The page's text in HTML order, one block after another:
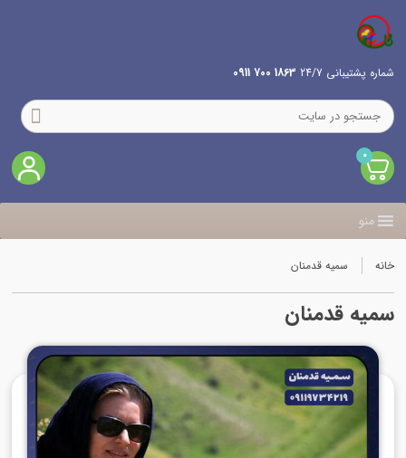
شماره پشتیبانی 24/7 1863 700 0911
0
منو
خانه سمیه قدمنان
سمیه قدمنان